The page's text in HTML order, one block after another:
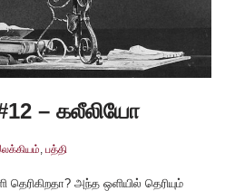
– கலீலியோ
பத்தி
அந்த ஒளியில் தெரியும்